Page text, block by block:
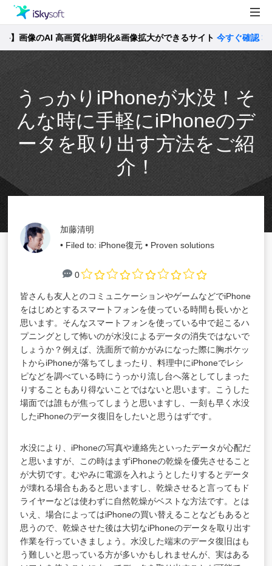
製品
Utility
製品活用事例
ストア
サポート
像のAI 高画質化鮮明化&画像拡大ができるサイト今すぐ確認 >>
うっかりiPhoneが水没！そ
んな時に手軽にiPhoneのデ
ータを取り出す方法をご紹
介！
加藤清明
• Filed to: iPhone復元 • Proven solutions
0
皆さんも友人とのコミュニケーションやゲームなどでiPhone
をはじめとするスマートフォンを使っている時間も長いかと
思います。そんなスマートフォンを使っている中で起こるハ
プニングとして怖いのが水没によるデータの消失ではないで
しょうか？例えば、洗面所で前かがみになった際に胸ポケッ
トからiPhoneが落ちてしまったり、料理中にiPhoneでレシ
ピなどを調べている時にうっかり流し台へ落としてしまった
りすることもあり得ないことではないと思います。こうした
場面では誰もが焦ってしまうと思いますし、一刻も早く水没
したiPhoneのデータ復旧をしたいと思うはずです。
水没により、iPhoneの写真や連絡先といったデータが心配だ
と思いますが、この時はまずiPhoneの乾燥を優先させること
が大切です。むやみに電源を入れようとしたりするとデータ
が壊れる場合もあると思いますし、乾燥させると言ってもド
ライヤーなどは使わずに自然乾燥がベストな方法です。とは
いえ、場合によってはiPhoneの買い替えることなどもあると
思うので、乾燥させた後は大切なiPhoneのデータを取り出す
作業を行っていきましょう。水没した端末のデータ復旧はも
う難しいと思っている方が多いかもしれませんが、実はある